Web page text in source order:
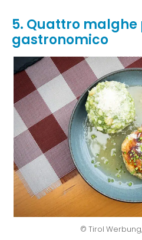
5. Quattro malghe
gastronomico
© Tirol